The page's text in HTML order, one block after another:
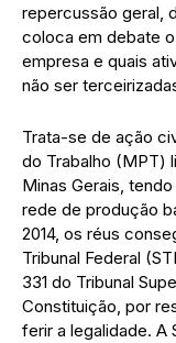
repercussão geral,
coloca em debate
empresa e quais
não ser
Trata-se de ação
do Trabalho (MPT)
Minas Gerais,
rede de produção
2014, os réus
Tribunal Federal
331 do Tribunal
Constituição, por
ferir a legalidade. A